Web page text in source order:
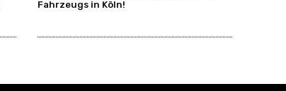
Fahrzeugs in Köln!